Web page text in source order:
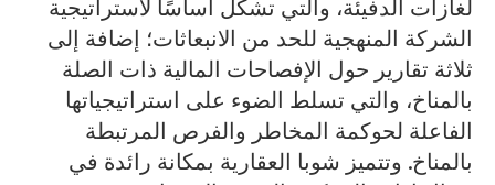
لغازات الدفيئة، والتي تشكل أساسًا لاستراتيجية
الشركة المنهجية للحد من الانبعاثات؛ إضافة إلى
ثلاثة تقارير حول الإفصاحات المالية ذات الصلة
بالمناخ، والتي تسلط الضوء على استراتيجياتها
الفاعلة لحوكمة المخاطر والفرص المرتبطة
بالمناخ. وتتميز شوبا العقارية بمكانة رائدة في